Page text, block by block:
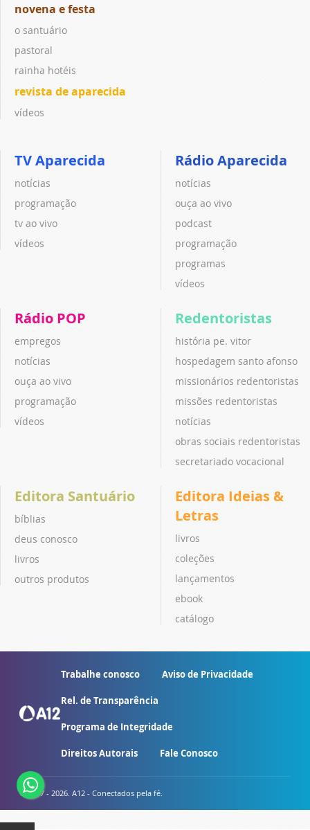
novena e festa
o santuário
pastoral
rainha hotéis
revista de aparecida
vídeos
TV Aparecida
notícias
programação
tv ao vivo
vídeos
Rádio Aparecida
notícias
ouça ao vivo
podcast
programação
programas
vídeos
Rádio POP
empregos
notícias
ouça ao vivo
programação
vídeos
Redentoristas
história pe. vitor
hospedagem santo afonso
missionários redentoristas
missões redentoristas
notícias
obras sociais redentoristas
secretariado vocacional
Editora Santuário
bíblias
deus conosco
livros
outros produtos
Editora Ideias &
Letras
livros
coleções
lançamentos
ebook
catálogo
Trabalhe conosco Aviso de Privacidade
Rel. de Transparência
Programa de Integridade
Direitos Autorais Fale Conosco
© 2007 - 2026. A12 - Conectados pela fé.